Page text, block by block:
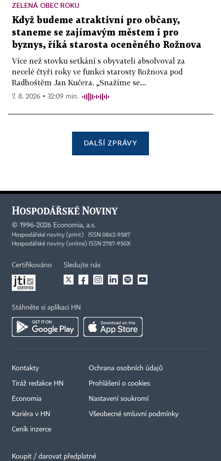
ZELENÁ OBEC ROKU
Když budeme atraktivní pro občany,
staneme se zajímavým městem i pro
byznys, říká starosta oceněného Rožnova
Více než stovku setkání s obyvateli absolvoval za
necelé čtyři roky ve funkci starosty Rožnova pod
Radhoštěm Jan Kučera. „Snažíme se...
7. 8. 2026 ▪ 32:09 min.
DALŠÍ ZPRÁVY
© 1996-2026 Economia, a.s.
Hospodářské noviny (print) ISSN 0862-9587
Hospodářské noviny (online) ISSN 2787-950X
Certifikováno Sledujte nás
Stáhněte si aplikaci HN
Kontakty
Tiráž redakce HN
Economia
Kariéra v HN
Ceník inzerce
Ochrana osobních údajů
Prohlášení o cookies
Nastavení soukromí
Všeobecné smluvní podmínky
Koupit / darovat předplatné